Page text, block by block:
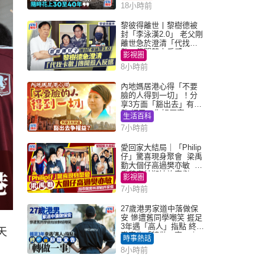
18小時前
黎彼得離世丨黎樹德被
封「李泳漢2.0」 老父剛
離世急於澄清「代找卡
數」傳聞惹人反感
影視圈
8小時前
內地媽居港心得「不要
臉的人得到一切」！分
享3方面「豁出去」有著
數 網民：你好厲害
生活百科
7小時前
愛回家大結局｜「Philip
仔」驚喜現身聚會 梁禹
勤大個仔高過樊亦敏 超
乖黐實林淑敏許家傑
影視圈
7小時前
27歲港男家道中落做保
安 慘遭舊同學嘲笑 捱足
3年遇「高人」指點 終辭
職宣告「轉做一事」｜
Juicy叮
時事熱話
8小時前